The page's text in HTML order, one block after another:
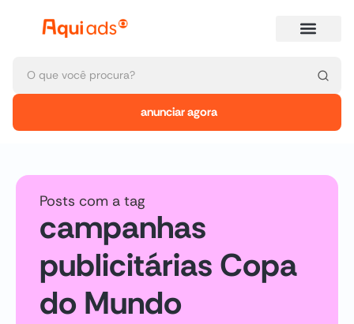
anunciar agora
Posts com a tag
campanhas
publicitárias Copa
do Mundo